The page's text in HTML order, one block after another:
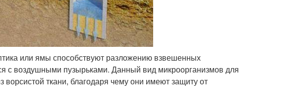
или ямы способствуют разложению взвешенных
с воздушными пузырьками. Данный вид микроорганизмов для
ворсистой ткани, благодаря чему они имеют защиту от